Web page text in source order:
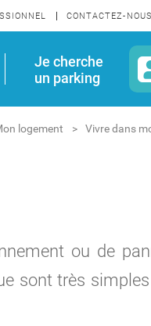
CONTACTEZ-NOUS
Je cherche
un parking
logement Vivre dans
ou de
sont très